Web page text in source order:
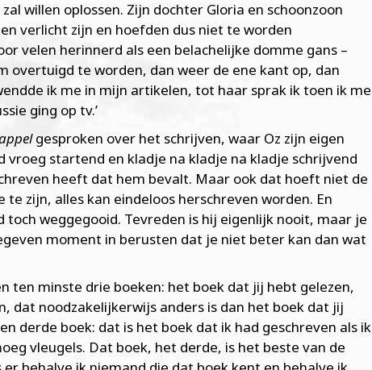
willen oplossen. Zijn dochter Gloria en schoonzoon
verlicht zijn en hoefden dus niet te worden
velen herinnerd als een belachelijke domme gans –
overtuigd te worden, dan weer de ene kant op, dan
ik me in mijn artikelen, tot haar sprak ik toen ik me
ging op tv.’
gesproken over het schrijven, waar Oz zijn eigen
vroeg startend en kladje na kladje na kladje schrijvend
heeft dat hem bevalt. Maar ook dat hoeft niet de
te zijn, alles kan eindeloos herschreven worden. En
weggegooid. Tevreden is hij eigenlijk nooit, maar je
moment in berusten dat je niet beter kan dan wat
ten minste drie boeken: het boek dat jij hebt gelezen,
dat noodzakelijkerwijs anders is dan het boek dat jij
derde boek: dat is het boek dat ik had geschreven als ik
vleugels. Dat boek, het derde, is het beste van de